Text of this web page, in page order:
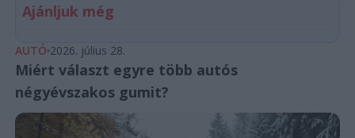
Ajánljuk még
AUTÓ 2026. július 28.
Miért választ egyre több autós
négyévszakos gumit?